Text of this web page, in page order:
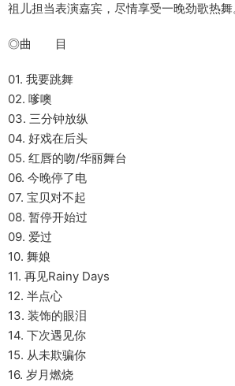
祖儿担当表演嘉宾，尽情享受一晚劲歌热舞
◎曲 目
01. 我要跳舞
02. 嗲噢
03. 三分钟放纵
04. 好戏在后头
05. 红唇的吻/华丽舞台
06. 今晚停了电
07. 宝贝对不起
08. 暂停开始过
09. 爱过
10. 舞娘
11. 再见Rainy Days
12. 半点心
13. 装饰的眼泪
14. 下次遇见你
15. 从未欺骗你
16. 岁月燃烧